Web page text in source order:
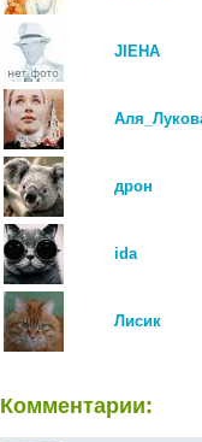
JIEHA
дрон
ida
Лисик
Комментарии: